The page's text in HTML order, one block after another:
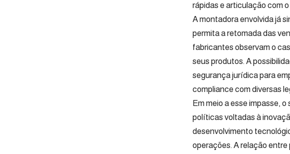
rápidas e articulação com
A montadora envolvida já
permita a retomada das
fabricantes observam o
seus produtos. A
segurança jurídica para
compliance com diversas
Em meio a esse impasse,
políticas voltadas à
desenvolvimento
operações. A relação